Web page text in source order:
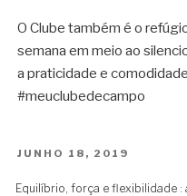
O Clube também é o
semana em meio ao
a praticidade e
#meuclubedecampo
PUBLICADO
JUNHO 18, 2019
Equilíbrio, força e flexibilidade